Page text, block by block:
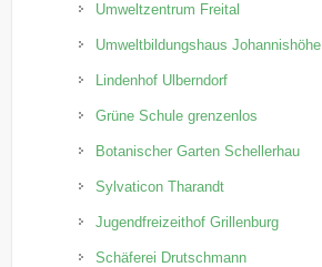
Umweltzentrum Freital
Umweltbildungshaus Johannishöhe
Lindenhof Ulberndorf
Grüne Schule grenzenlos
Botanischer Garten Schellerhau
Sylvaticon Tharandt
Jugendfreizeithof Grillenburg
Schäferei Drutschmann